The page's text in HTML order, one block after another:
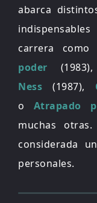
abarca
carrera como
poder
Ness (1987),
o Atrapado
muchas otras.
considerada
personales.